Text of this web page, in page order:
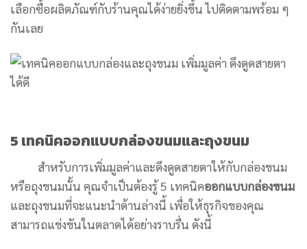
เลือกซื้อผลิตภัณฑ์กับร้านคุณได้ง่ายยิ่งขึ้น ไปติดตามพร้อม ๆ
กันเลย
5 เทคนิคออกแบบกล่องขนมและถุงขนม
สำหรับการเพิ่มมูลค่าและดึงดูดสายตาให้กับกล่องขนม
หรือถุงขนมนั้น คุณจำเป็นต้องรู้ 5 เทคนิคออกแบบกล่องขนม
และถุงขนมที่จะแนะนำด้านล่างนี้ เพื่อให้ธุรกิจของคุณ
สามารถแข่งขันในตลาดได้อย่างราบรื่น ดังนี้